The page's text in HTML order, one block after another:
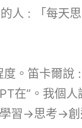
人 : 「每天
。笛卡爾說
在”。我個
習→思考→創